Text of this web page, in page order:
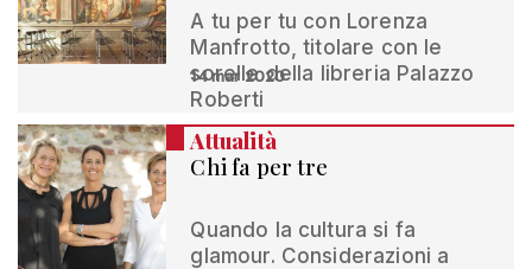
A tu per tu con Lorenza
Manfrotto, titolare con le
sorelle della libreria Palazzo
Roberti
14 mar 2020
Attualità
Chi fa per tre
Quando la cultura si fa
glamour. Considerazioni a